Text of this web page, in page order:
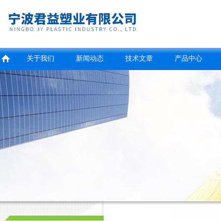
关于我们 新闻动态 技术文章 产品中心